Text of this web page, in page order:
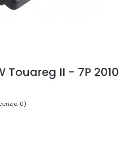
Touareg II - 7P 2010
0)